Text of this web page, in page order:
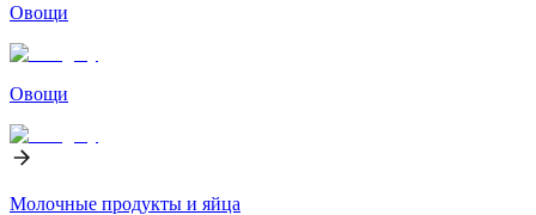
Овощи
Овощи
Молочные продукты и яйца